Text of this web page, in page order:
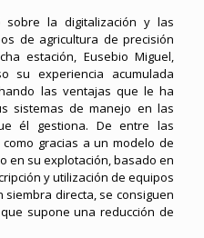
sobre la digitalización y las
de agricultura de precisión
estación, Eusebio Miguel,
su experiencia acumulada
las ventajas que le ha
sistemas de manejo en las
él gestiona. De entre las
gracias a un modelo de
en su explotación, basado en
y utilización de equipos
directa, se consiguen
supone una reducción de